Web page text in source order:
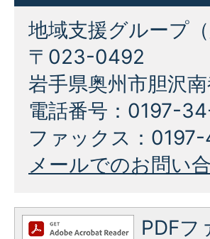
地域支援グループ
〒023-0492
岩手県奥州市胆沢
電話番号：0197-
ファックス：
メールでのお問い
PDFフ